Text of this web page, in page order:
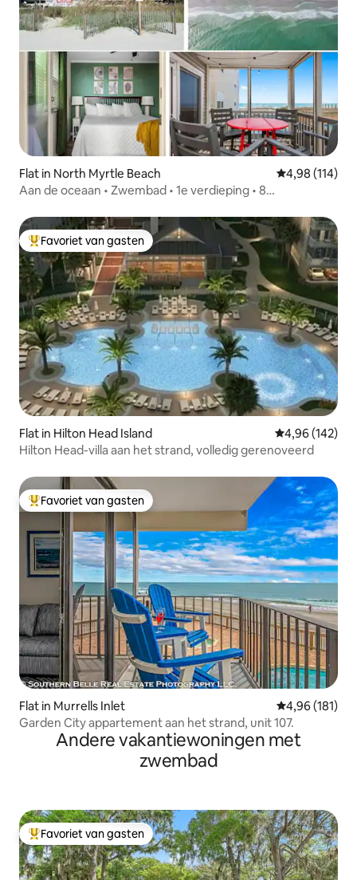
Flat in North Myrtle Beach Gemiddelde
4,98 (114)
Aan de oceaan • Zwembad • 1e verdieping • 8
Topfavoriet van gasten
Favoriet van gasten
Flat in Hilton Head Island Gemiddelde
4,96 (142)
Hilton Head-villa aan het strand, volledig gerenoveerd
Topfavoriet van gasten
Favoriet van gasten
Flat in Murrells Inlet Gemiddelde
4,96 (181)
Garden City appartement aan het strand, unit 107.
Andere vakantiewoningen met
zwembad
Topfavoriet van gasten
Favoriet van gasten